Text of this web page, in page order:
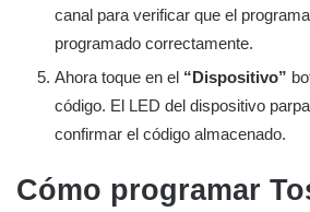
canal para verificar que el
programado correctamente.
Ahora toque en el “Dispositivo”
código. El LED del dispositivo
confirmar el código almacenado.
Cómo programar